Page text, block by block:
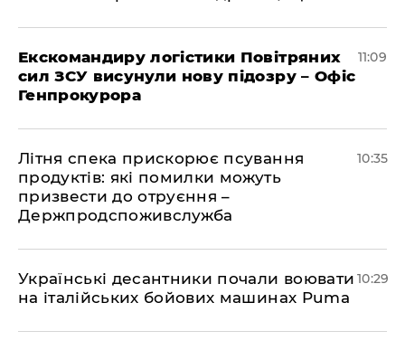
Екскомандиру логістики Повітряних
сил ЗСУ висунули нову підозру – Офіс
Генпрокурора
11:09
Літня спека прискорює псування
продуктів: які помилки можуть
призвести до отруєння –
Держпродспоживслужба
10:35
Українські десантники почали воювати
на італійських бойових машинах Puma
10:29